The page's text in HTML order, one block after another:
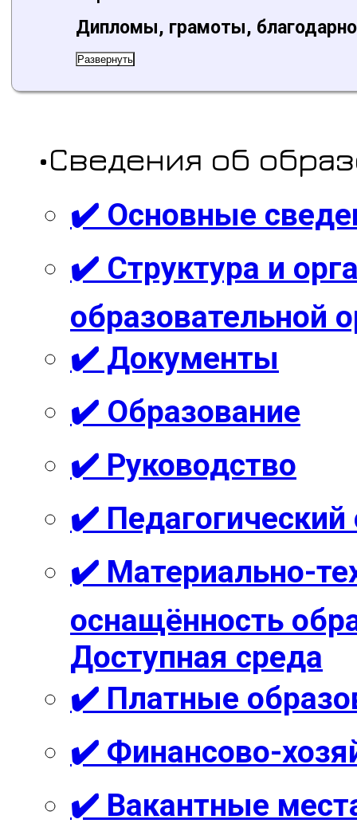
Дипломы, грамоты,
Развернуть
•Сведения об
✔️ Основные
✔️ Структура и
образовательной
✔️ Документы
✔️ Образование
✔️ Руководство
✔️ Педагогический
✔️ Материально-
оснащённость
Доступная среда
✔️ Платные
✔️ Финансово-
✔️ Вакантные